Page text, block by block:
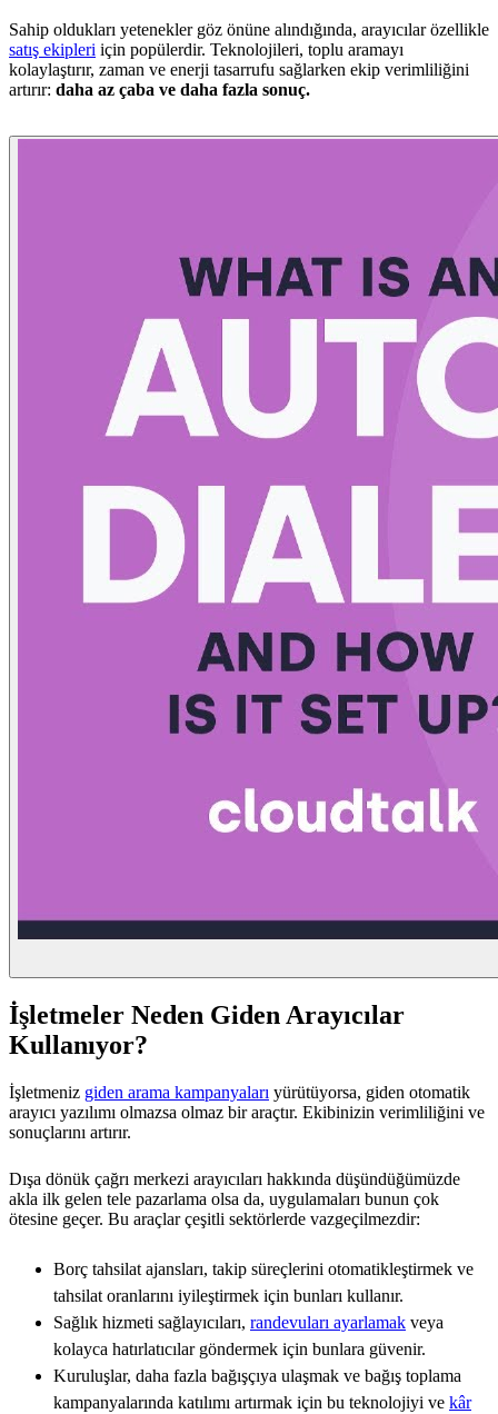
Sahip oldukları yetenekler göz önüne alındığında, arayıcılar özellikle
satış ekipleri için popülerdir. Teknolojileri, toplu aramayı
kolaylaştırır, zaman ve enerji tasarrufu sağlarken ekip verimliliğini
artırır: daha az çaba ve daha fazla sonuç.
İşletmeler Neden Giden Arayıcılar
Kullanıyor?
İşletmeniz giden arama kampanyaları yürütüyorsa, giden otomatik
arayıcı yazılımı olmazsa olmaz bir araçtır. Ekibinizin verimliliğini ve
sonuçlarını artırır.
Dışa dönük çağrı merkezi arayıcıları hakkında düşündüğümüzde
akla ilk gelen tele pazarlama olsa da, uygulamaları bunun çok
ötesine geçer. Bu araçlar çeşitli sektörlerde vazgeçilmezdir:
Borç tahsilat ajansları, takip süreçlerini otomatikleştirmek ve
tahsilat oranlarını iyileştirmek için bunları kullanır.
Sağlık hizmeti sağlayıcıları, randevuları ayarlamak veya
kolayca hatırlatıcılar göndermek için bunlara güvenir.
Kuruluşlar, daha fazla bağışçıya ulaşmak ve bağış toplama
kampanyalarında katılımı artırmak için bu teknolojiyi ve kâr